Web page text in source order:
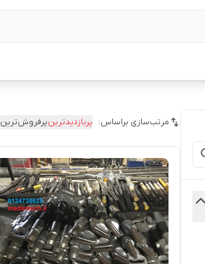
مرتب‌سازی براساس: پربازدیدترینپرفروش‌ترین